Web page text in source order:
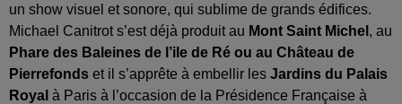
un show visuel et sonore, qui sublime de grands édifices.
Michael Canitrot s’est déjà produit au Mont Saint Michel , au
Phare des Baleines de l’ile de Ré ou au Château de
Pierrefonds et il s’apprête à embellir les Jardins du Palais
Royal à Paris à l’occasion de la Présidence Française à